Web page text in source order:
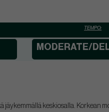
TEMPO:
MODERATE/
jäykemmällä keskiosalla. Korkean